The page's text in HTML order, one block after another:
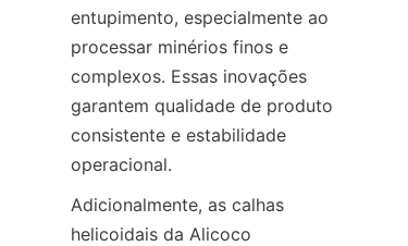
entupimento, especialmente ao
processar minérios finos e
complexos. Essas inovações
garantem qualidade de produto
consistente e estabilidade
Adicionalmente, as calhas
helicoidais da Alicoco